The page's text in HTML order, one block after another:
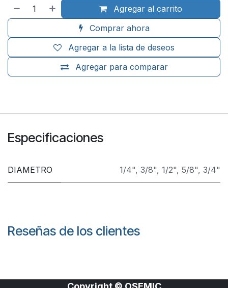
Agregar al carrito
Comprar ahora
Agregar para comparar
Agregar a la lista de deseos
Especificaciones
DIAMETRO 1/4", 3/8", 1/2", 5/8", 3/4"
Reseñas de los clientes